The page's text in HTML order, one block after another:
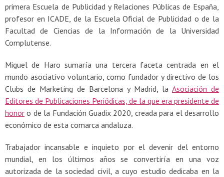
primera Escuela de Publicidad y Relaciones Públicas de España,
profesor en ICADE, de la Escuela Oficial de Publicidad o de la
Facultad de Ciencias de la Información de la Universidad
Complutense.
Miguel de Haro sumaría una tercera faceta centrada en el
mundo asociativo voluntario, como fundador y directivo de los
Clubs de Marketing de Barcelona y Madrid, la Asociación de
Editores de Publicaciones Periódicas, de la que era presidente de
honor o de la Fundación Guadix 2020, creada para el desarrollo
económico de esta comarca andaluza.
Trabajador incansable e inquieto por el devenir del entorno
mundial, en los últimos años se convertiría en una voz
autorizada de la sociedad civil, a cuyo estudio dedicaba en la